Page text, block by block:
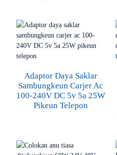
Adaptor Daya Saklar
Sambungkeun Carjer Ac
100-240V DC 5v 5a 25W
Pikeun Telepon